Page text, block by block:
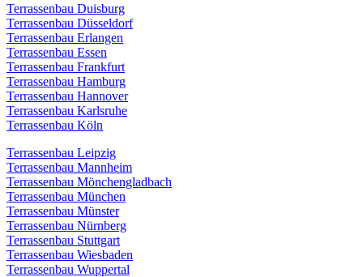
Terrassenbau Duisburg
Terrassenbau Düsseldorf
Terrassenbau Erlangen
Terrassenbau Essen
Terrassenbau Frankfurt
Terrassenbau Hamburg
Terrassenbau Hannover
Terrassenbau Karlsruhe
Terrassenbau Köln
Terrassenbau Leipzig
Terrassenbau Mannheim
Terrassenbau Mönchengladbach
Terrassenbau München
Terrassenbau Münster
Terrassenbau Nürnberg
Terrassenbau Stuttgart
Terrassenbau Wiesbaden
Terrassenbau Wuppertal